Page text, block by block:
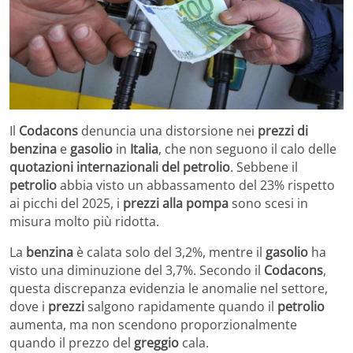
Il Codacons denuncia una distorsione nei prezzi di
benzina egasolio in Italia, che non seguono il calo delle
quotazioni internazionali del petrolio. Sebbene il
petrolioabbia visto un abbassamento del 23% rispetto
ai picchi del 2025, i prezzi alla pompasono scesi in
misura molto più ridotta.
La benzina è calata solo del 3,2%, mentre il gasolio ha
visto una diminuzione del 3,7%. Secondo il Codacons,
questa discrepanza evidenzia le anomalie nel settore,
dove i prezzisalgono rapidamente quando il petrolio
aumenta, ma non scendono proporzionalmente
quando il prezzo del greggio cala.